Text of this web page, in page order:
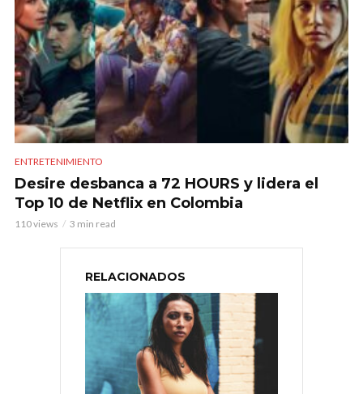
ENTRETENIMIENTO
Desire desbanca a 72 HOURS y lidera el
Top 10 de Netflix en Colombia
110 views 3 min read
RELACIONADOS